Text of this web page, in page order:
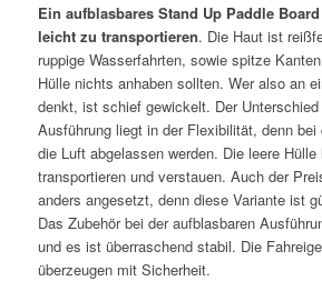
Ein aufblasbares Stand Up Paddle
leicht zu transportieren. Die Haut ist
ruppige Wasserfahrten, sowie spitze
Hülle nichts anhaben sollten. Wer also an
denkt, ist schief gewickelt. Der
Ausführung liegt in der Flexibilität, denn
die Luft abgelassen werden. Die leere
transportieren und verstauen. Auch der
anders angesetzt, denn diese Variante ist
Das Zubehör bei der aufblasbaren
und es ist überraschend stabil. Die
überzeugen mit Sicherheit.